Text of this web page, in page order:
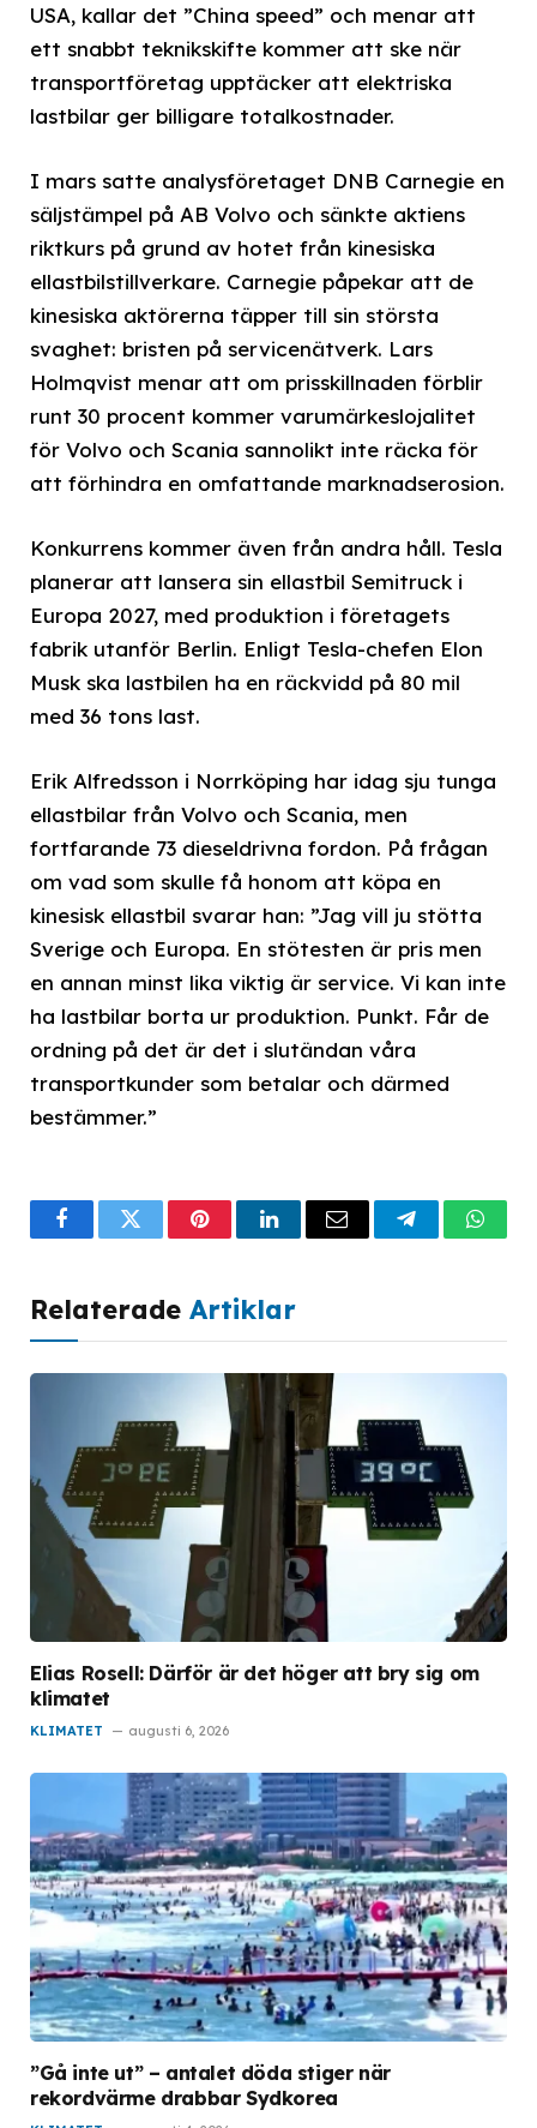
USA, kallar det ”China speed” och menar att
ett snabbt teknikskifte kommer att ske när
transportföretag upptäcker att elektriska
lastbilar ger billigare totalkostnader.
I mars satte analysföretaget DNB Carnegie en
säljstämpel på AB Volvo och sänkte aktiens
riktkurs på grund av hotet från kinesiska
ellastbilstillverkare. Carnegie påpekar att de
kinesiska aktörerna täpper till sin största
svaghet: bristen på servicenätverk. Lars
Holmqvist menar att om prisskillnaden förblir
runt 30 procent kommer varumärkeslojalitet
för Volvo och Scania sannolikt inte räcka för
att förhindra en omfattande marknadserosion.
Konkurrens kommer även från andra håll. Tesla
planerar att lansera sin ellastbil Semitruck i
Europa 2027, med produktion i företagets
fabrik utanför Berlin. Enligt Tesla-chefen Elon
Musk ska lastbilen ha en räckvidd på 80 mil
med 36 tons last.
Erik Alfredsson i Norrköping har idag sju tunga
ellastbilar från Volvo och Scania, men
fortfarande 73 dieseldrivna fordon. På frågan
om vad som skulle få honom att köpa en
kinesisk ellastbil svarar han: ”Jag vill ju stötta
Sverige och Europa. En stötesten är pris men
en annan minst lika viktig är service. Vi kan inte
ha lastbilar borta ur produktion. Punkt. Får de
ordning på det är det i slutändan våra
transportkunder som betalar och därmed
bestämmer.”
FacebookTwitterPinterestLinkedInEmail Telegram
Relaterade Artiklar
Elias Rosell: Därför är det höger att bry sig om
klimatet
KLIMATET augusti 6, 2026
”Gå inte ut” – antalet döda stiger när
rekordvärme drabbar Sydkorea